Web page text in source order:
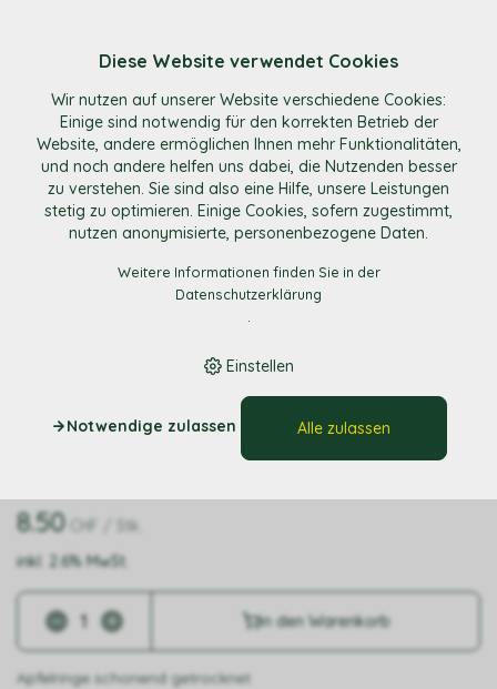
E-Shop / Süsses & Snacks / Öpfelringli mit Schale
Öpfelringli mit Schale
8.50 CHF
/ Stk.
inkl. 2.6% MwSt.
in den Warenkorb
Apfelringe schonend getrocknet
Diese Website verwendet Cookies
Wir nutzen auf unserer Website verschiedene Cookies:
Einige sind notwendig für den korrekten Betrieb der
Website, andere ermöglichen Ihnen mehr Funktionalitäten,
und noch andere helfen uns dabei, die Nutzenden besser
zu verstehen. Sie sind also eine Hilfe, unsere Leistungen
stetig zu optimieren. Einige Cookies, sofern zugestimmt,
nutzen anonymisierte, personenbezogene Daten.
Weitere Informationen finden Sie in der
Datenschutzerklärung
Einstellen
Notwendige zulassen Alle zulassen